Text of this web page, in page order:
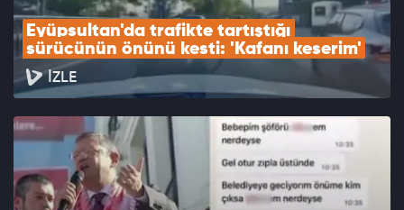
Eyüpsultan'da trafikte tartıştığı
sürücünün önünü kesti: 'Kafanı keserim'
İZLE